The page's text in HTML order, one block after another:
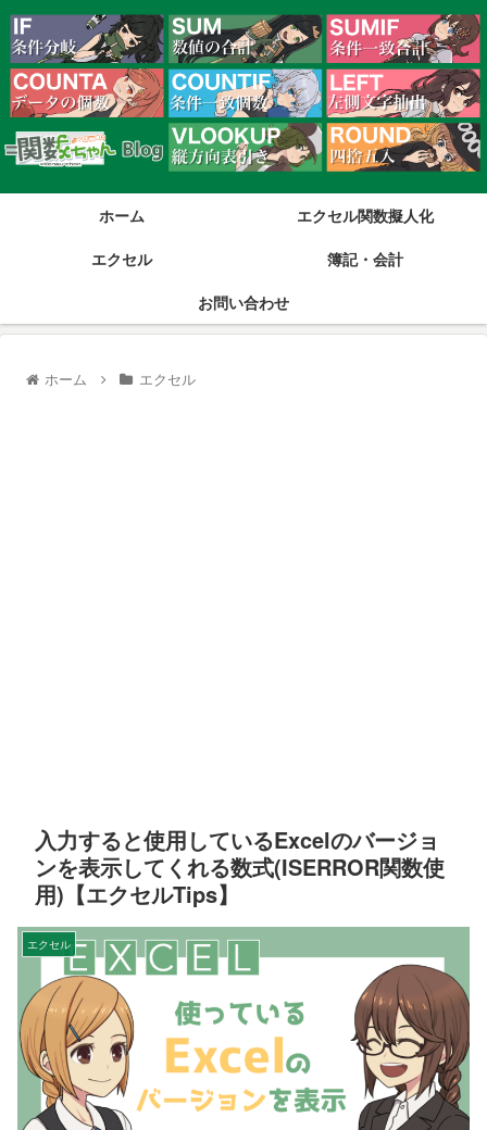
ホーム
エクセル関数擬人化
エクセル
簿記・会計
お問い合わせ
ホーム エクセル
入力すると使用しているExcelのバージョ
ンを表示してくれる数式(ISERROR関数使
用)【エクセルTips】
エクセル